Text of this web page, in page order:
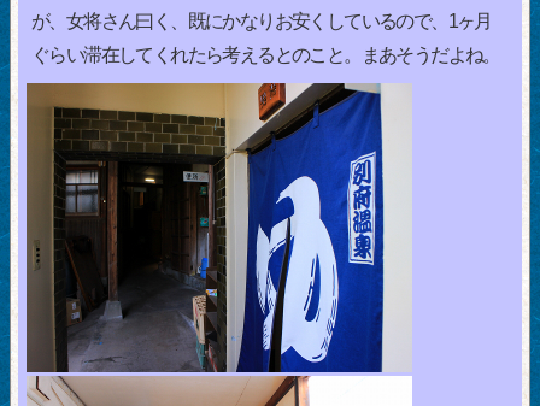
が、女将さん曰く、既にかなりお安くしているので、1ヶ月
ぐらい滞在してくれたら考えるとのこと。まあそうだよね。